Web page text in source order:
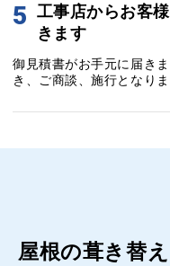
5 工事店からお客
きます
御見積書がお手元に届き
き、ご商談、施行となり
屋根の葺き替